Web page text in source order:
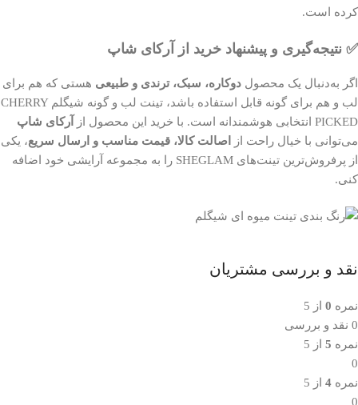
کرده است.
✅ نتیجه‌گیری و پیشنهاد خرید از آرکای شاپ
اگر به‌دنبال یک محصول دوکاره، سبک، ترندی و طبیعی هستی که هم برای
لب و هم برای گونه قابل استفاده باشد، تینت لب و گونه شیگلم CHERRY
PICKED انتخابی هوشمندانه است. با خرید این محصول از
آرکای شاپ
می‌توانی با خیال راحت از
اصالت کالا، قیمت مناسب و ارسال سریع، یکی
از پرفروش‌ترین تینت‌های SHEGLAM را به مجموعه آرایشی خود اضافه
کنی.
نقد و بررسی مشتریان
نمره 0 از 5
0 نقد و بررسی
نمره 5 از 5
0
نمره 4 از 5
0